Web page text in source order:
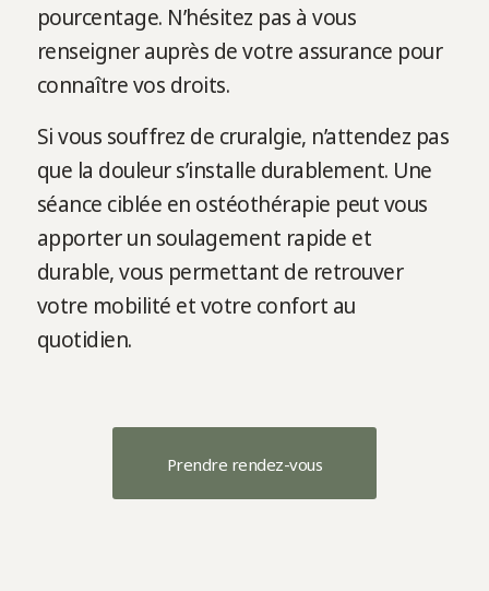
pourcentage. N’hésitez pas à vous
renseigner auprès de votre assurance pour
connaître vos droits.
Si vous souffrez de cruralgie, n’attendez pas
que la douleur s’installe durablement. Une
séance ciblée en ostéothérapie peut vous
apporter un soulagement rapide et
durable, vous permettant de retrouver
votre mobilité et votre confort au
quotidien.
Prendre rendez-vous